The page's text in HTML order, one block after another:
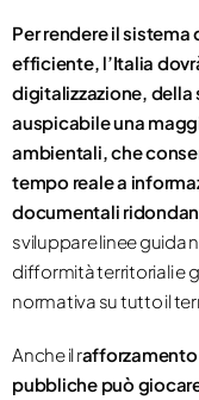
Per rendere il
efficiente, l’Italia
digitalizzazione, della
auspicabile una
ambientali, che
tempo reale a
documentali
sviluppare linee guida
difformità territoriali e
normativa su tutto il
Anche il r
pubbliche può